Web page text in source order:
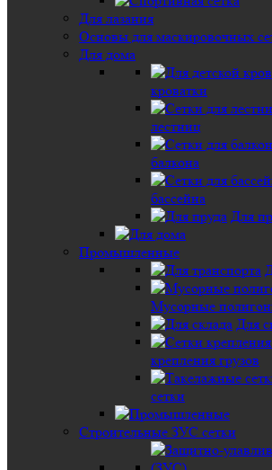
Для лазания
Основы для маскировочных
Для дома
кроватки
лестниц
балкона
бассейна
Для
Промышленные
Мусорные
Для
крепления грузов
сетки
Строительные ЗУС сетки